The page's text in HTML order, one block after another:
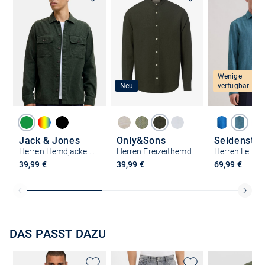
Jack & Jones
39,99 €
Neu
Only&Sons
Herren Freizeithemd
39,99 €
Wenige
verfügbar
69,99 €
DAS PASST DAZU